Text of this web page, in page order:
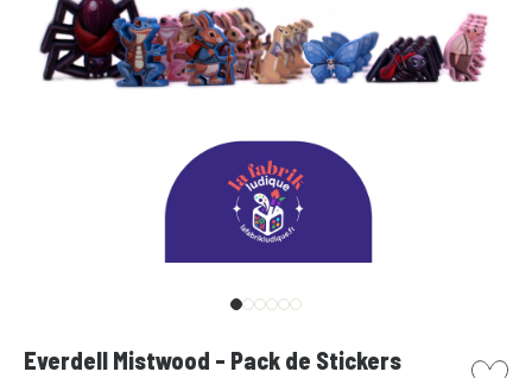
Everdell Mistwood - Pack de Stickers picto